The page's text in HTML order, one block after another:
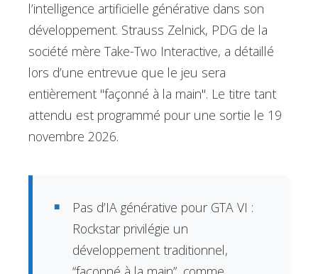
l’intelligence artificielle générative dans son
développement. Strauss Zelnick, PDG de la
société mère Take-Two Interactive, a détaillé
lors d’une entrevue que le jeu sera
entièrement "façonné à la main". Le titre tant
attendu est programmé pour une sortie le 19
novembre 2026.
Pas d’IA générative pour GTA VI :
Rockstar privilégie un
développement traditionnel,